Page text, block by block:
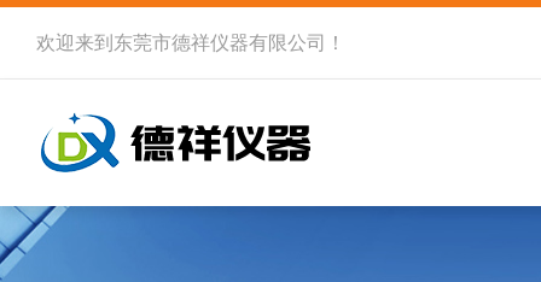
欢迎来到 东莞市德祥仪器有限公司 ！